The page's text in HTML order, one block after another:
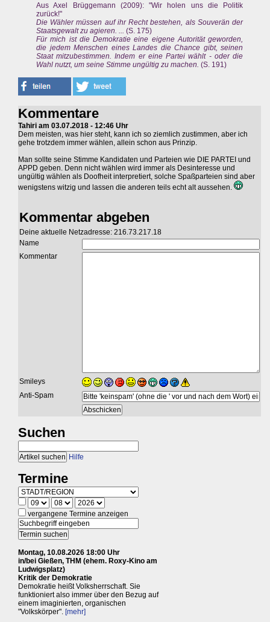
Aus Axel Brüggemann (2009): "Wir holen uns die Politik
zurück!"
Die Wähler müssen auf ihr Recht bestehen, als Souverän der
Staatsgewalt zu agieren. ...
(S. 175)
Für mich ist die Demokratie eine eigene Autorität geworden,
die jedem Menschen eines Landes die Chance gibt, seinen
Staat mitzubestimmen. Indem er eine Partei wählt - oder die
Wahl nutzt, um seine Stimme ungültig zu machen. (S. 191)
Kommentare
Tahiri am 03.07.2018 - 12:46 Uhr
Dem meisten, was hier steht, kann ich so ziemlich zustimmen, aber ich
gehe trotzdem immer wählen, allein schon aus Prinzip.
Man sollte seine Stimme Kandidaten und Parteien wie DIE PARTEI und
APPD geben. Denn nicht wählen wird immer als Desinteresse und
ungültig wählen als Doofheit interpretiert, solche Spaßparteien sind aber
wenigstens witzig und lassen die anderen teils echt alt aussehen.
Kommentar abgeben
Deine aktuelle Netzadresse: 216.73.217.18
Name
Kommentar
Smileys
Anti-Spam
Suchen
Hilfe
Termine
vergangene Termine anzeigen
Montag, 10.08.2026 18:00 Uhr
in/bei Gießen, THM (ehem. Roxy-Kino am
Ludwigsplatz)
Kritik der Demokratie
Demokratie heißt Volksherrschaft. Sie
funktioniert also immer über den Bezug auf
einem imaginierten, organischen
"Volkskörper". [mehr]